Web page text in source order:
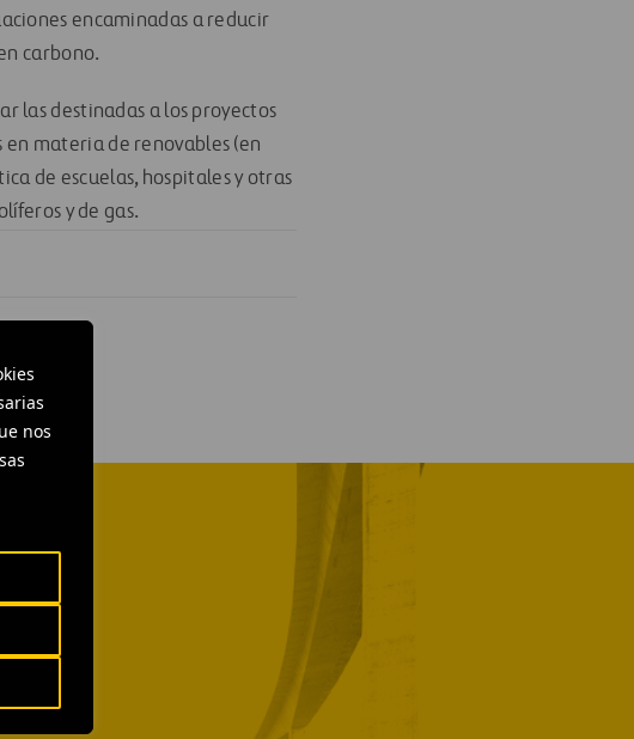
nos
encaminadas a reducir
carbono.
las destinadas a los proyectos
materia de renovables (en
de escuelas, hospitales y otras
y de gas.